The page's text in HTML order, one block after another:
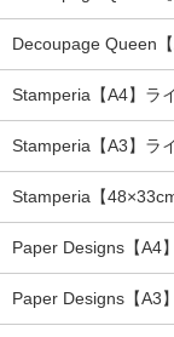
Decoupage Queen
Stamperia【A4】ラ
Stamperia【A3】ラ
Stamperia【
Paper Designs【A4
Paper Designs【A3